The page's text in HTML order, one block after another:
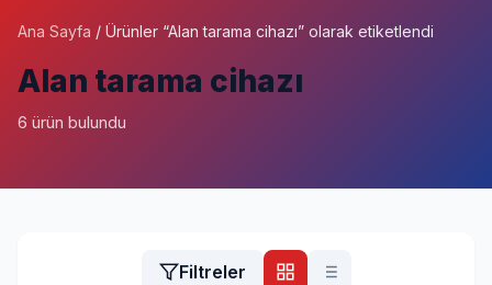
Ana Sayfa / Ürünler “Alan tarama cihazı” olarak etiketlendi
Alan tarama cihazı
6 ürün bulundu
Filtreler